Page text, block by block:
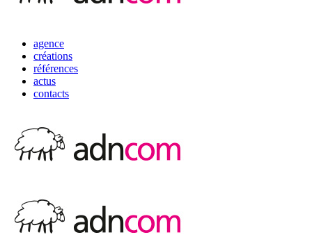
agence
créations
références
actus
contacts